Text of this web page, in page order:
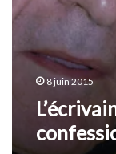
8 juin 2015